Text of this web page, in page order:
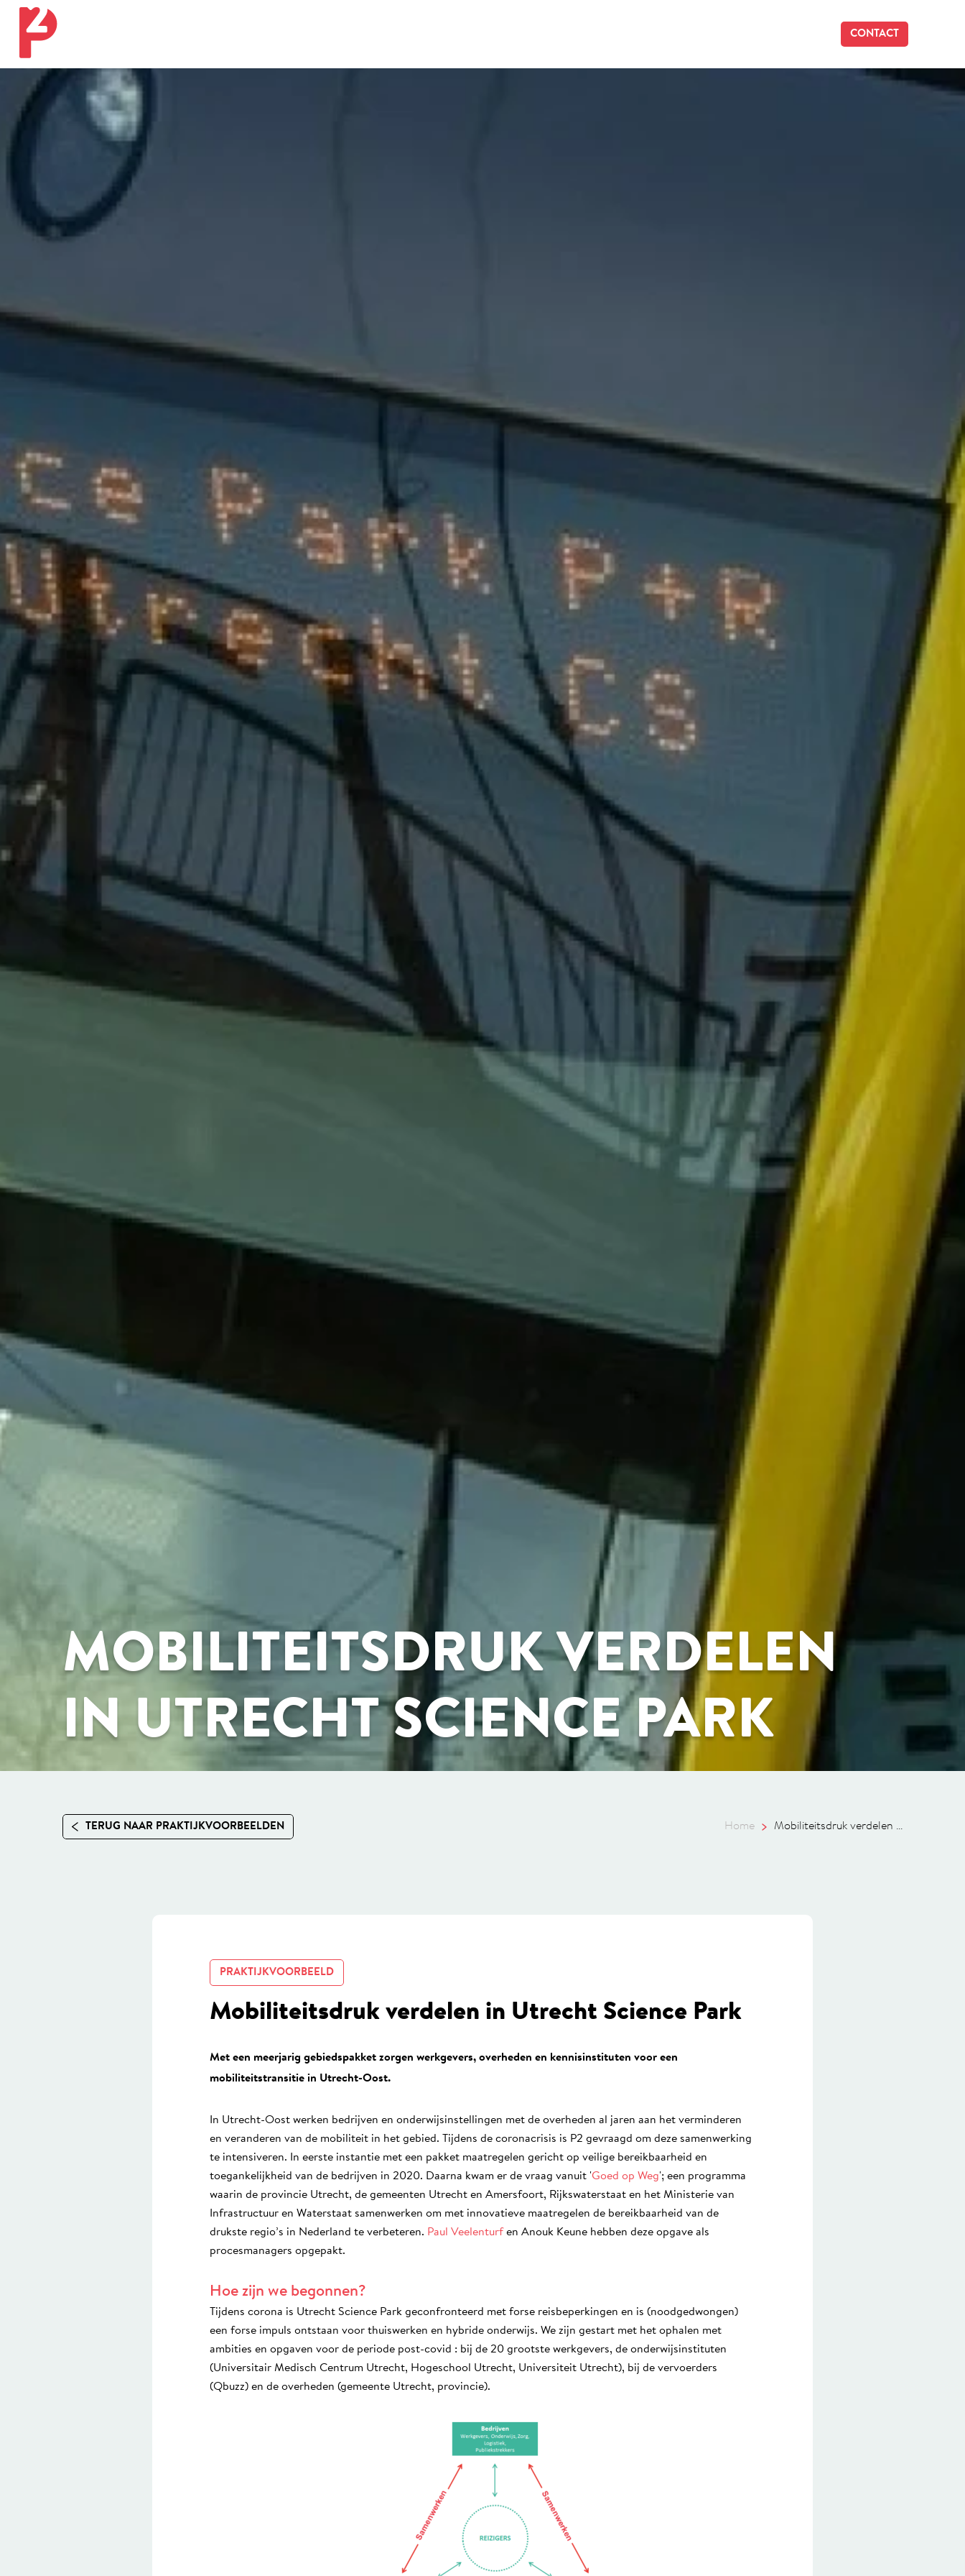
CONTACT
MOBILITEITSDRUK VERDELEN
IN UTRECHT SCIENCE PARK
TERUG NAAR PRAKTIJKVOORBEELDEN Home Mobiliteitsdruk verdelen ...
PRAKTIJKVOORBEELD
Mobiliteitsdruk verdelen in Utrecht Science Park
Met een meerjarig gebiedspakket zorgen werkgevers, overheden en kennisinstituten voor een
mobiliteitstransitie in Utrecht-Oost.
In Utrecht-Oost werken bedrijven en onderwijsinstellingen met de overheden al jaren aan het verminderen
en veranderen van de mobiliteit in het gebied. Tijdens de coronacrisis is P2 gevraagd om deze samenwerking
te intensiveren. In eerste instantie met een pakket maatregelen gericht op veilige bereikbaarheid en
toegankelijkheid van de bedrijven in 2020. Daarna kwam er de vraag vanuit 'Goed op Weg'; een programma
waarin de provincie Utrecht, de gemeenten Utrecht en Amersfoort, Rijkswaterstaat en het Ministerie van
Infrastructuur en Waterstaat samenwerken om met innovatieve maatregelen de bereikbaarheid van de
drukste regio’s in Nederland te verbeteren. Paul Veelenturfen Anouk Keune hebben deze opgave als
procesmanagers opgepakt.
Hoe zijn we begonnen?
Tijdens corona is Utrecht Science Park geconfronteerd met forse reisbeperkingen en is (noodgedwongen)
een forse impuls ontstaan voor thuiswerken en hybride onderwijs. We zijn gestart met het ophalen met
ambities en opgaven voor de periode post-covid : bij de 20 grootste werkgevers, de onderwijsinstituten
(Universitair Medisch Centrum Utrecht, Hogeschool Utrecht, Universiteit Utrecht), bij de vervoerders
(Qbuzz) en de overheden (gemeente Utrecht, provincie).